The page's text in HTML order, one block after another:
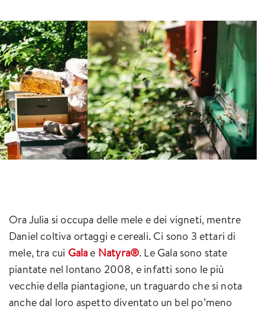
Ora Julia si occupa delle mele e dei vigneti, mentre
Daniel coltiva ortaggi e cereali. Ci sono 3 ettari di
mele, tra cui Gala e Natyra®. Le Gala sono state
piantate nel lontano 2008, e infatti sono le più
vecchie della piantagione, un traguardo che si nota
anche dal loro aspetto diventato un bel po’meno